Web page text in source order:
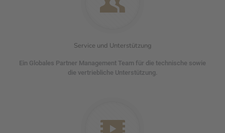
Service und Unterstützung
Ein Globales Partner Management Team für die technische sowie
die vertriebliche Unterstützung.